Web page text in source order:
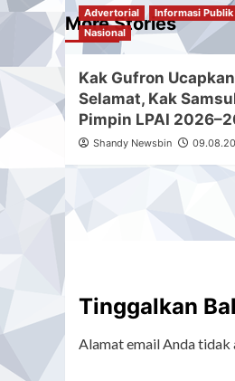
More Stories
Advertorial
Informasi Publik
Nasional
Kak Gufron Ucapkan
Selamat, Kak
Pimpin LPAI
Shandy Newsbin
Tinggalkan
Alamat email Anda tidak